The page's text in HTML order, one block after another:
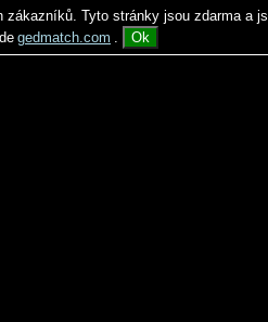
Tyto stránky jsou zdarma a
gedmatch.com . Ok